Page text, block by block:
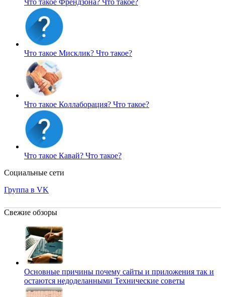
Что такое Мисклик? Что такое?
Что такое Коллаборация? Что такое?
Что такое Кавай? Что такое?
Социальные сети
Группа в VK
Свежие обзоры
Основные причины почему сайты и приложения так и
остаются недоделанными Технические советы